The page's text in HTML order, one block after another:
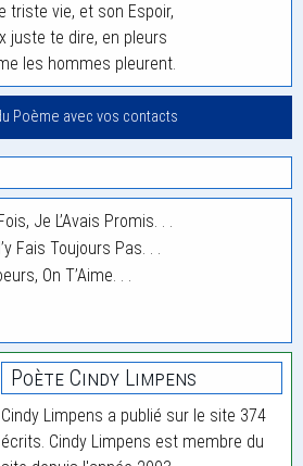
triste vie, et son Espoir,
juste te dire, en pleurs
les hommes pleurent.
Poème avec vos contacts
Je L’Avais Promis. . .
Fais Toujours Pas. . .
On T’Aime. . .
Poète Cindy Limpens
Cindy Limpens a publié sur le site 374
écrits. Cindy Limpens est membre du